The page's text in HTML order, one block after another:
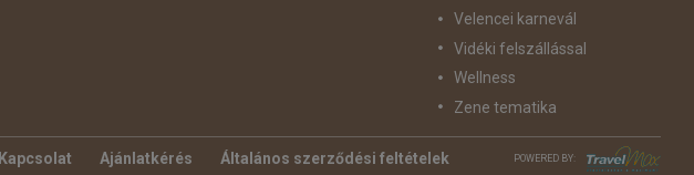
Velencei karnevál
Vidéki felszállással
Wellness
Zene tematika
Kapcsolat Ajánlatkérés Általános szerződési feltételek POWERED BY: